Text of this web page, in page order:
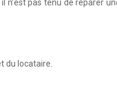
pas tenu de réparer
du locataire.